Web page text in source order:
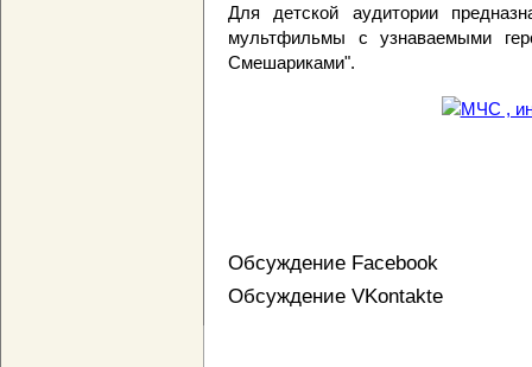
Для детской аудитории
мультфильмы с узнаваемыми
Смешариками".
Обсуждение Facebook
Обсуждение VKontakte